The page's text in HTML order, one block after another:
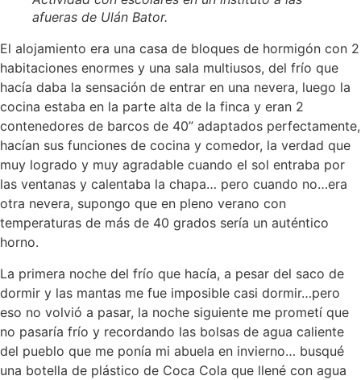
afueras de Ulán Bator.
El alojamiento era una casa de bloques de hormigón con 2
habitaciones enormes y una sala multiusos, del frío que
hacía daba la sensación de entrar en una nevera, luego la
cocina estaba en la parte alta de la finca y eran 2
contenedores de barcos de 40” adaptados perfectamente,
hacían sus funciones de cocina y comedor, la verdad que
muy logrado y muy agradable cuando el sol entraba por
las ventanas y calentaba la chapa… pero cuando no…era
otra nevera, supongo que en pleno verano con
temperaturas de más de 40 grados sería un auténtico
horno.
La primera noche del frío que hacía, a pesar del saco de
dormir y las mantas me fue imposible casi dormir…pero
eso no volvió a pasar, la noche siguiente me prometí que
no pasaría frío y recordando las bolsas de agua caliente
del pueblo que me ponía mi abuela en invierno… busqué
una botella de plástico de Coca Cola que llené con agua